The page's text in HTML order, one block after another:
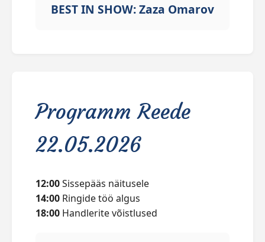
BEST IN SHOW: Zaza Omarov
Programm Reede
22.05.2026
12:00Sissepääs näitusele
14:00 Ringide töö algus
18:00 Handlerite võistlused